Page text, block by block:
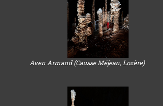
Aven Armand (Causse Méjean, Lozère)